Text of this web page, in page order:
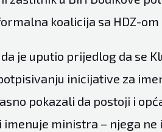
koalicija sa HDZ-om
je uputio prijedlog da se
inicijative za
pokazali da postoji i
imenuje ministra – njega